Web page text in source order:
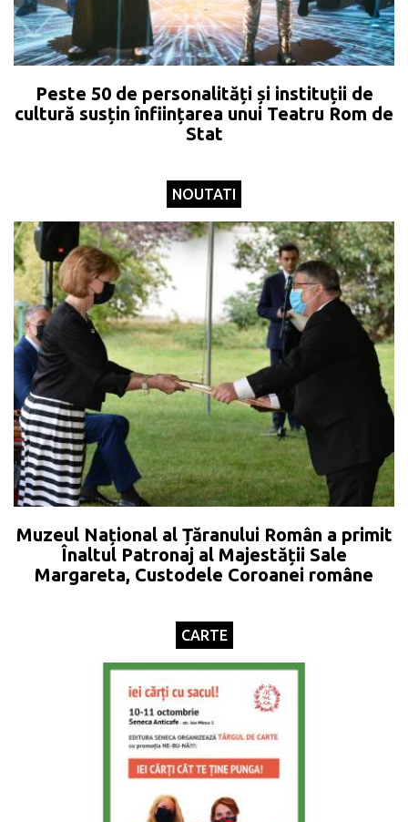
Peste 50 de personalități și instituții de
cultură susțin înființarea unui Teatru Rom de
Stat
NOUTATI
Muzeul Național al Țăranului Român a primit
Înaltul Patronaj al Majestății Sale
Margareta, Custodele Coroanei române
CARTE